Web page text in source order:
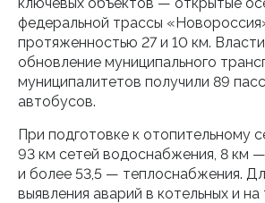
федеральной трассы
протяженностью 27 и 10 км.
обновление муниципального
муниципалитетов получили 89
автобусов.
При подготовке к отопительному
93 км сетей водоснабжения, 8 км
и более 53,5 — теплоснабжения.
выявления аварий в котельных и на